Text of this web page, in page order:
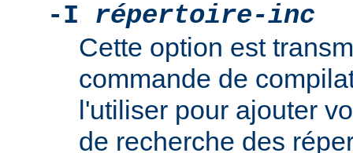
-I répertoire-inc
Cette option est
commande de
l'utiliser pour ajouter
de recherche des